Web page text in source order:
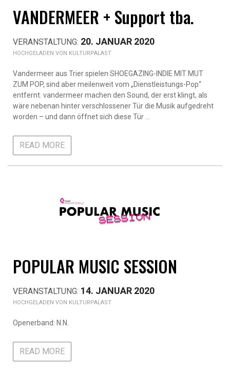
VANDERMEER + Support tba.
20. JANUAR 2020
KULTURPALAST
Vandermeer aus Trier spielen SHOEGAZING-INDIE MIT MUT
ZUM POP, sind aber meilenweit vom „Dienstleistungs-Pop“
entfernt. vandermeer machen den Sound, der erst klingt, als
wäre nebenan hinter verschlossener Tür die Musik aufgedreht
worden – und dann öffnet sich diese Tür …
READ MORE
POPULAR MUSIC SESSION
14. JANUAR 2020
KULTURPALAST
Openerband: N.N.
READ MORE